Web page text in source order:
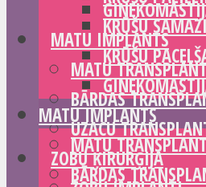
MATU IMPLANTS
MATU
BĀRDAS
UZACU
ZOBU ĶIRURĢIJA
KRŪŠU
KRŪŠU
MATU IMPLANTS
MATU
BĀRDAS